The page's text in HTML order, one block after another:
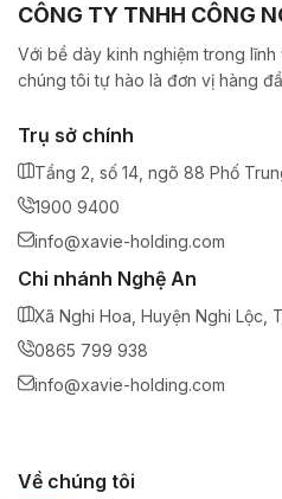
CÔNG TY TNHH CÔNG
Với bề dày kinh nghiệm trong
chúng tôi tự hào là đơn vị hàng
Trụ sở chính
Tầng 2, số 14, ngõ 88 Phố
1900 9400
info@xavie-holding.com
Chi nhánh Nghệ An
Xã Nghi Hoa, Huyện Nghi Lộc,
0865 799 938
info@xavie-holding.com
Về chúng tôi